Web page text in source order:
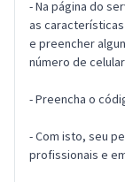
- Na página do
as
e preencher
número de
- Preencha o
- Com isto, seu
profissionais e